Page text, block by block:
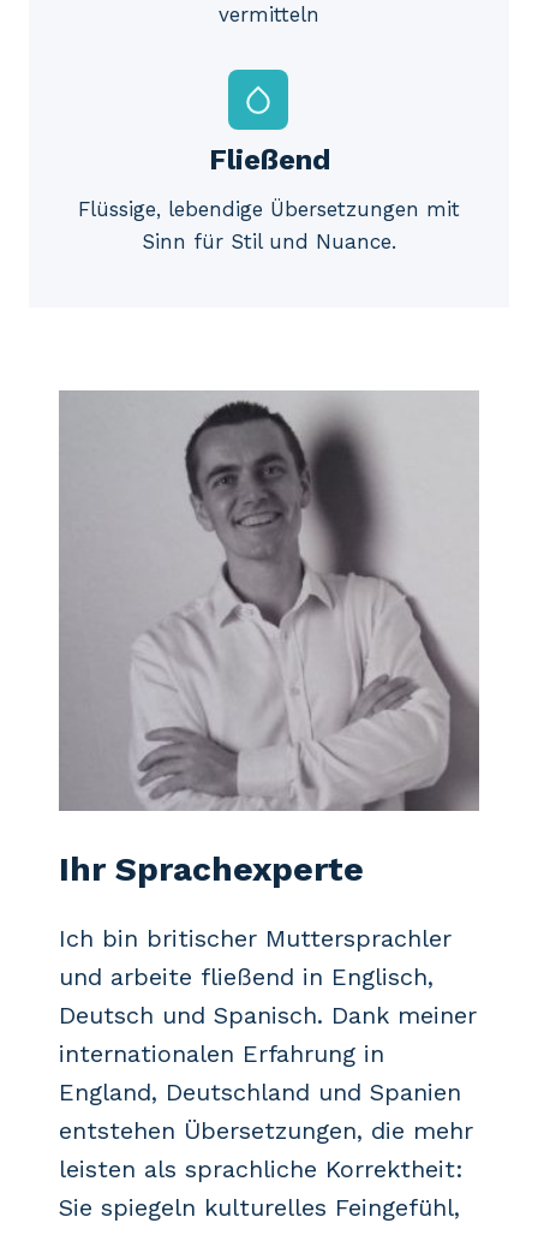
vermitteln
Fließend
Flüssige, lebendige Übersetzungen mit
Sinn für Stil und Nuance.
Ihr Sprachexperte
Ich bin britischer Muttersprachler
und arbeite fließend in Englisch,
Deutsch und Spanisch. Dank meiner
internationalen Erfahrung in
England, Deutschland und Spanien
entstehen Übersetzungen, die mehr
leisten als sprachliche Korrektheit:
Sie spiegeln kulturelles Feingefühl,